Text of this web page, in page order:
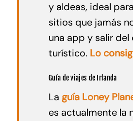
y aldeas, ideal
sitios que jamás
una app y salir
turístico. Lo
Guía de viajes de Irlanda
La guía Loney
es actualmente la